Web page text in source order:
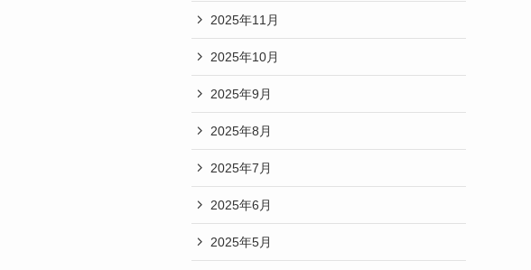
2025年11月
2025年10月
2025年9月
2025年8月
2025年7月
2025年6月
2025年5月